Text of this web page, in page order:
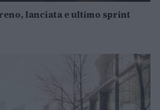
lanciata e ultimo sprint